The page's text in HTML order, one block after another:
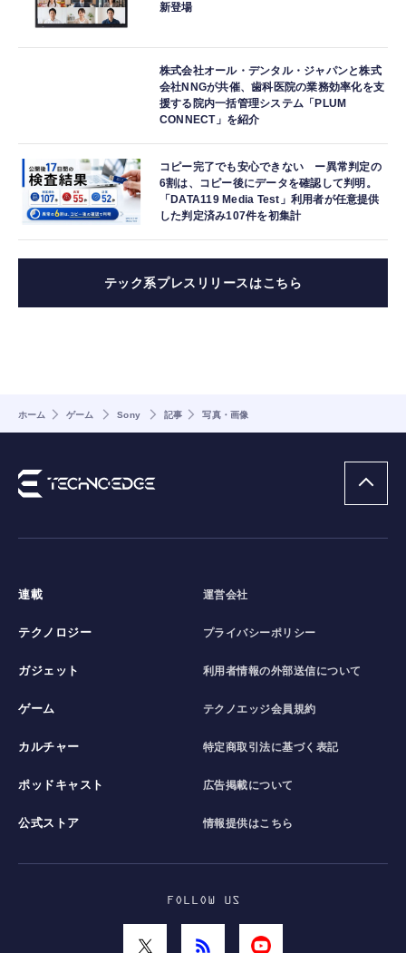
新登場
株式会社オール・デンタル・ジャパンと株式
会社NNGが共催、歯科医院の業務効率化を支
援する院内一括管理システム「PLUM
CONNECT」を紹介
コピー完了でも安心できない ー異常判定の
6割は、コピー後にデータを確認して判明。
「DATA119 Media Test」利用者が任意提供
した判定済み107件を初集計
テック系プレスリリースはこちら
ホーム ゲーム Sony 記事 写真・画像
連載
テクノロジー
ガジェット
ゲーム
カルチャー
ポッドキャスト
公式ストア
運営会社
プライバシーポリシー
利用者情報の外部送信について
テクノエッジ会員規約
特定商取引法に基づく表記
広告掲載について
情報提供はこちら
FOLLOW US